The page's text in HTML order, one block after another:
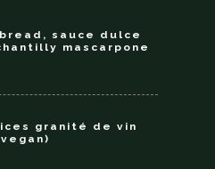
sauce dulce
mascarpone
granité de vin